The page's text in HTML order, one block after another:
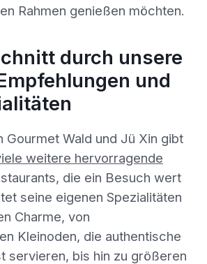
Rahmen genießen möchten.
durch unsere
und
Gourmet Wald und Jü Xin gibt
weitere hervorragende
die ein Besuch wert
seine eigenen Spezialitäten
Charme, von
Kleinoden, die authentische
servieren, bis hin zu größeren